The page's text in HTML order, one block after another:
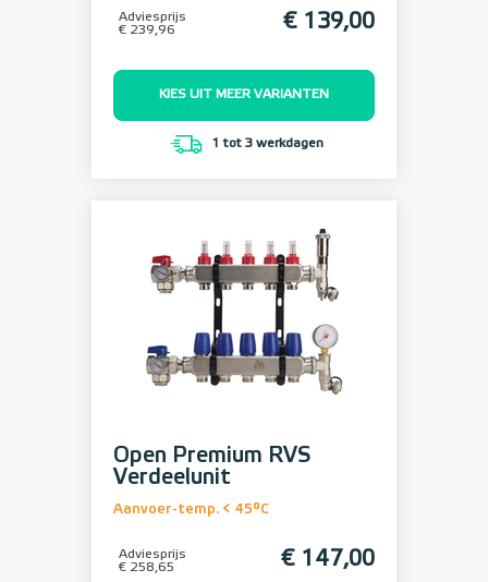
Adviesprijs
€ 239,96
€ 139,00
KIES UIT MEER VARIANTEN
1 tot 3 werkdagen
Open Premium RVS
Verdeelunit
Aanvoer-temp. < 45°C
Adviesprijs
€ 258,65
€ 147,00